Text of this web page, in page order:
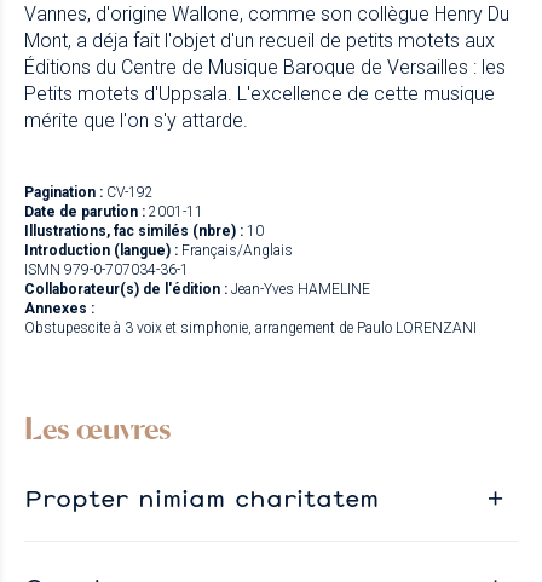
Vannes, d'origine Wallone, comme son collègue Henry Du
Mont, a déja fait l'objet d'un recueil de petits motets aux
Éditions du Centre de Musique Baroque de Versailles : les
Petits motets d'Uppsala. L'excellence de cette musique
mérite que l'on s'y attarde.
Pagination : CV-192
Date de parution : 2001-11
Illustrations, fac similés (nbre) : 10
Introduction (langue) : Français/Anglais
ISMN 979-0-707034-36-1
Collaborateur(s) de l'édition : Jean-Yves HAMELINE
Annexes :
Obstupescite à 3 voix et simphonie, arrangement de Paulo LORENZANI
Les œuvres
Propter nimiam charitatem